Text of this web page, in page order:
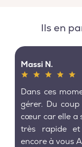
Ils en
Massi N.
Dans ces
gérer. Du
cœur car elle a
très rapide
encore à vous